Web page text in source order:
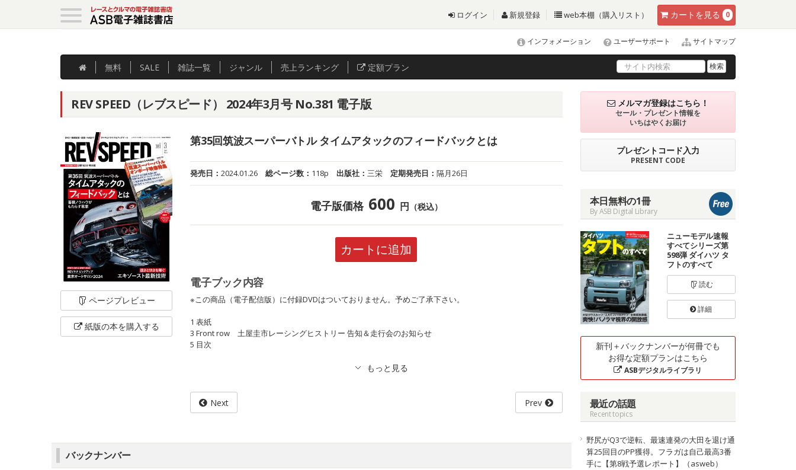
カート を見る 0
ログイン 新規登録 web本棚（購入リスト）
インフォメーション ユーザーサポート サイトマップ
無料 SALE 雑誌一覧 ジャンル 売上ランキング 定額プラン 検索
REV SPEED（レブスピード） 2024年3月号 No.381 電子版
ページプレビュー
紙版の本を購入する
第35回筑波スーパーバトル タイムアタックのフィードバックとは
発売日：2024.01.26 総ページ数： 118p 出版社：三栄 定期発売日：隔月26日
電子版価格 600 円 （税込）
カートに追加
電子ブック内容
※この商品（電子配信版）に付録DVDはついておりません。予めご了承下さい。
1 表紙
3 Front row 土屋圭市レーシングヒストリー 告知＆走行会のお知らせ
5 目次
Next Prev
バックナンバー
メルマガ登録はこちら！
セール・プレゼント情報を
いちはやくお届け
プレゼントコード入力
PRESENT CODE
本日無料の1冊
By ASB Digital Library
ニューモデル速報
すべてシリーズ第
598弾 ダイハツ タ
フトのすべて
読む
詳細
新刊＋バックナンバーが何冊でも
お得な定額プランはこちら
ASBデジタルライブラリ
最近の話題
Recent topics
野尻がQ3で逆転、最速連発の大田を退け通
算25回目のPP獲得。フラガは自己最高3番
手に【第8戦予選レポート】（asweb）